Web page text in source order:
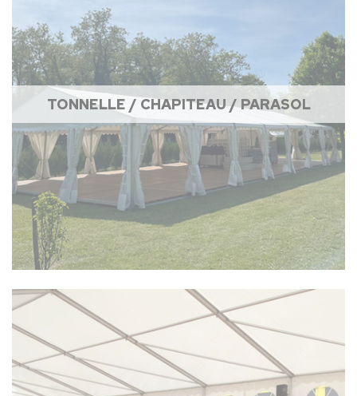
TONNELLE / CHAPITEAU / PARASOL